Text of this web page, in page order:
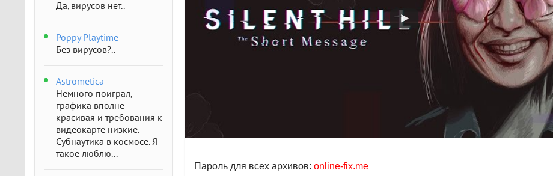
Пароль для всех архивов: online-fix.me
Да, вирусов нет..
Poppy Playtime
Без вирусов?..
Astrometica
Немного поиграл,
графика вполне
красивая и требования к
видеокарте низкие.
Субнаутика в космосе. Я
такое люблю...